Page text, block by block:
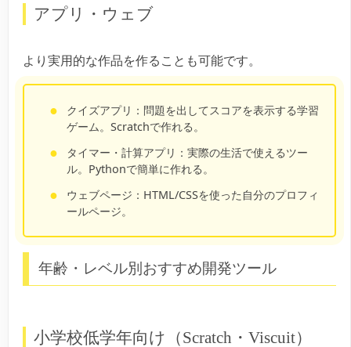
アプリ・ウェブ
より実用的な作品を作ることも可能です。
クイズアプリ： 問題を出してスコアを表示する学習
ゲーム。Scratchで作れる。
タイマー・計算アプリ： 実際の生活で使えるツー
ル。Pythonで簡単に作れる。
ウェブページ： HTML/CSSを使った自分のプロフィ
ールページ。
年齢・レベル別おすすめ開発ツール
小学校低学年向け（Scratch・Viscuit）